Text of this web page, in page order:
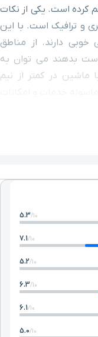
کرده است. یکی از نکات
و ترافیک است. با این
دارند. از مناطق
بدهند می توان به
ماشین در کمتر از نیم
10/
5.3
10/
7.1
10/
5.2
10/
6.3
10/
6.1
10/
5.0